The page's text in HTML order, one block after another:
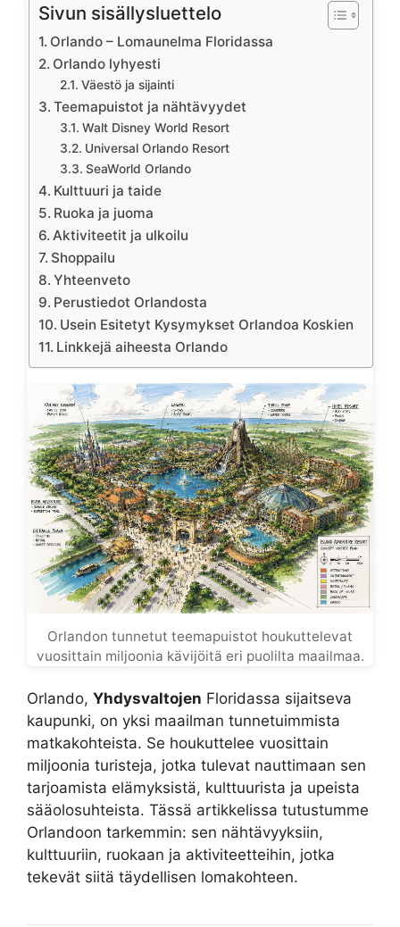
Sivun sisällysluettelo
Orlando – Lomaunelma Floridassa
Orlando lyhyesti
Väestö ja sijainti
Teemapuistot ja nähtävyydet
Walt Disney World Resort
Universal Orlando Resort
SeaWorld Orlando
Kulttuuri ja taide
Ruoka ja juoma
Aktiviteetit ja ulkoilu
Shoppailu
Yhteenveto
Perustiedot Orlandosta
Usein Esitetyt Kysymykset Orlandoa Koskien
Linkkejä aiheesta Orlando
Orlandon tunnetut teemapuistot houkuttelevat
vuosittain miljoonia kävijöitä eri puolilta maailmaa.
Orlando, Yhdysvaltojen Floridassa sijaitseva
kaupunki, on yksi maailman tunnetuimmista
matkakohteista. Se houkuttelee vuosittain
miljoonia turisteja, jotka tulevat nauttimaan sen
tarjoamista elämyksistä, kulttuurista ja upeista
sääolosuhteista. Tässä artikkelissa tutustumme
Orlandoon tarkemmin: sen nähtävyyksiin,
kulttuuriin, ruokaan ja aktiviteetteihin, jotka
tekevät siitä täydellisen lomakohteen.